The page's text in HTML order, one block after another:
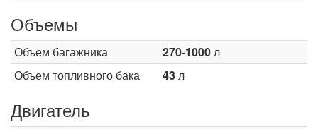
Объемы
Объем багажника 270-1000л
Объем топливного бака
43л
Двигатель